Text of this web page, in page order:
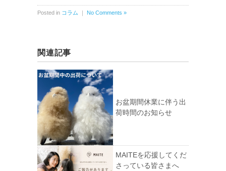
Posted in コラム ｜ No Comments »
関連記事
お盆期間休業に伴う出
荷時間のお知らせ
MAITEを応援してくだ
さっている皆さまへ